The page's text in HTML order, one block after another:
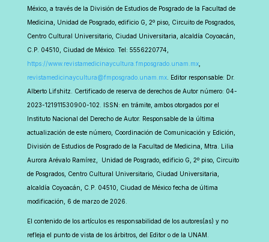
México, a través de la División de Estudios de Posgrado de la Facultad de
Medicina, Unidad de Posgrado, edificio G, 2º piso, Circuito de Posgrados,
Centro Cultural Universitario, Ciudad Universitaria, alcaldía Coyoacán,
C.P. 04510, Ciudad de México. Tel: 5556220774,
https://www.revistamedicinaycultura.fmposgrado.unam.mx,
revistamedicinaycultura@fmposgrado.unam.mx. Editor responsable: Dr.
Alberto Lifshitz. Certificado de reserva de derechos de Autor número: 04-
2023-121911530900-102. ISSN: en trámite, ambos otorgados por el
Instituto Nacional del Derecho de Autor. Responsable de la última
actualización de este número, Coordinación de Comunicación y Edición,
División de Estudios de Posgrado de la Facultad de Medicina, Mtra. Lilia
Aurora Arévalo Ramírez, Unidad de Posgrado, edificio G, 2º piso, Circuito
de Posgrados, Centro Cultural Universitario, Ciudad Universitaria,
alcaldía Coyoacán, C.P. 04510, Ciudad de México fecha de última
modificación, 6 de marzo de 2026.
El contenido de los artículos es responsabilidad de los autores(as) y no
refleja el punto de vista de los árbitros, del Editor o de la UNAM.